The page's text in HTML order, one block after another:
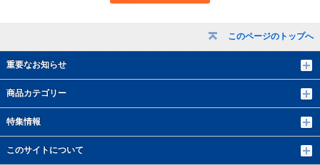
このページのトップへ
重要なお知らせ
商品カテゴリー
特集情報
このサイトについて